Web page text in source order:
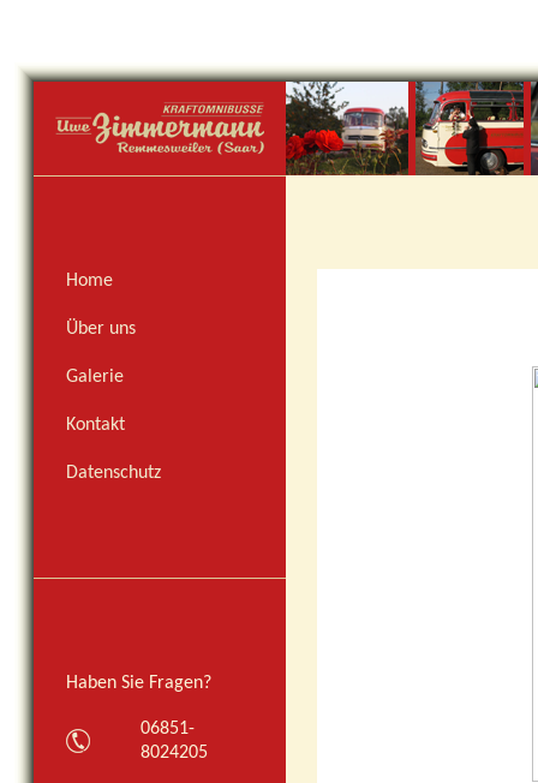
Home
Über uns
Galerie
Kontakt
Datenschutz
Haben Sie Fragen?
06851-
8024205